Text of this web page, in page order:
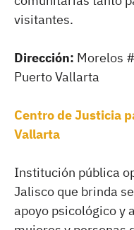
visitantes.
Dirección: Morelos
Puerto Vallarta
Centro de Justicia
Vallarta
Institución pública
Jalisco que brinda
apoyo psicológico y